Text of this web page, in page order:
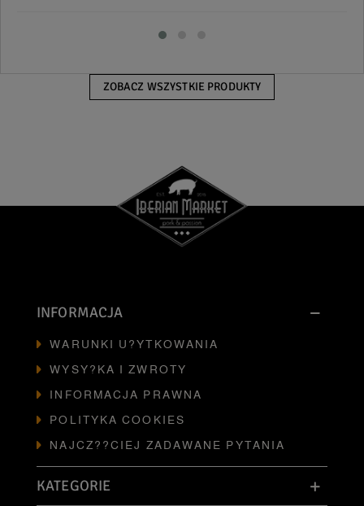
ZOBACZ WSZYSTKIE PRODUKTY
INFORMACJA
WARUNKI U?YTKOWANIA
WYSY?KA I ZWROTY
INFORMACJA PRAWNA
POLITYKA COOKIES
NAJCZ??CIEJ ZADAWANE PYTANIA
KATEGORIE